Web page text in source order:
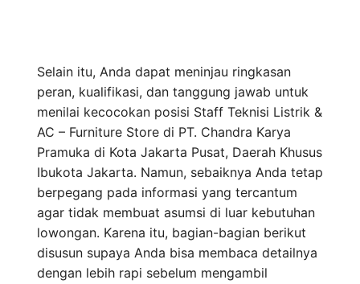
Selain itu, Anda dapat meninjau ringkasan
peran, kualifikasi, dan tanggung jawab untuk
menilai kecocokan posisi Staff Teknisi Listrik &
AC – Furniture Store di PT. Chandra Karya
Pramuka di Kota Jakarta Pusat, Daerah Khusus
Ibukota Jakarta. Namun, sebaiknya Anda tetap
berpegang pada informasi yang tercantum
agar tidak membuat asumsi di luar kebutuhan
lowongan. Karena itu, bagian-bagian berikut
disusun supaya Anda bisa membaca detailnya
dengan lebih rapi sebelum mengambil